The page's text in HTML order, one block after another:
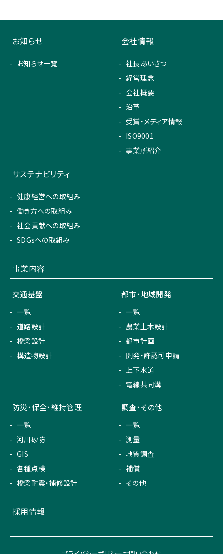
お知らせ
お知らせ一覧
会社情報
社長あいさつ
経営理念
会社概要
沿革
受賞・メディア情報
ISO9001
事業所紹介
サステナビリティ
健康経営への取組み
働き方への取組み
社会貢献への取組み
SDGsへの取組み
事業内容
交通基盤
一覧
道路設計
橋梁設計
構造物設計
都市・地域開発
一覧
農業土木設計
都市計画
開発・許認可申請
上下水道
電線共同溝
防災・保全・維持管理
一覧
河川砂防
GIS
各種点検
橋梁耐震・補修設計
調査・その他
一覧
測量
地質調査
補償
その他
採用情報